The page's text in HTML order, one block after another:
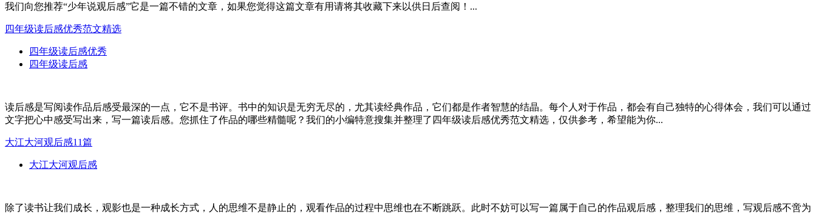
我们向您推荐“少年说观后感”它是一篇不错的文章，如果您觉得这篇文章有用请将其收藏下来以供日后查阅！...
四年级读后感优秀范文精选
四年级读后感优秀
四年级读后感
读后感是写阅读作品后感受最深的一点，它不是书评。书中的知识是无穷无尽的，尤其读经典作品，它们都是作者智慧的结晶。每个人对于作品，都会有自己独特的心得体会，我们可以通过
文字把心中感受写出来，写一篇读后感。您抓住了作品的哪些精髓呢？我们的小编特意搜集并整理了四年级读后感优秀范文精选，仅供参考，希望能为你...
大江大河观后感11篇
大江大河观后感
除了读书让我们成长，观影也是一种成长方式，人的思维不是静止的，观看作品的过程中思维也在不断跳跃。此时不妨可以写一篇属于自己的作品观后感，整理我们的思维，写观后感不啻为